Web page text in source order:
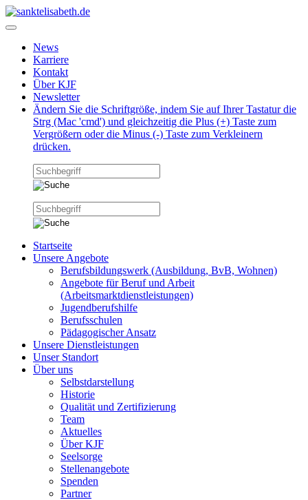
News
Karriere
Kontakt
Über KJF
Newsletter
Ändern Sie die Schriftgröße, indem Sie auf Ihrer Tastatur die
Strg (Mac 'cmd') und gleichzeitig die Plus (+) Taste zum
Vergrößern oder die Minus (-) Taste zum Verkleinern
drücken.
Startseite
Unsere Angebote
Berufsbildungswerk (Ausbildung, BvB, Wohnen)
Angebote für Beruf und Arbeit
(Arbeitsmarktdienstleistungen)
Jugendberufshilfe
Berufsschulen
Pädagogischer Ansatz
Unsere Dienstleistungen
Unser Standort
Über uns
Selbstdarstellung
Historie
Qualität und Zertifizierung
Team
Aktuelles
Über KJF
Seelsorge
Stellenangebote
Spenden
Partner